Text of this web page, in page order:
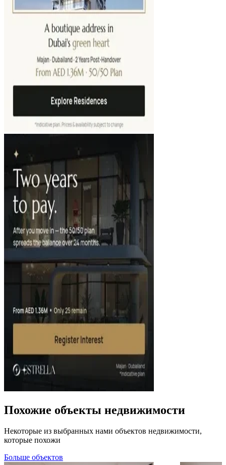
Похожие объекты недвижимости
Некоторые из выбранных нами объектов недвижимости,
которые похожи
Больше объектов